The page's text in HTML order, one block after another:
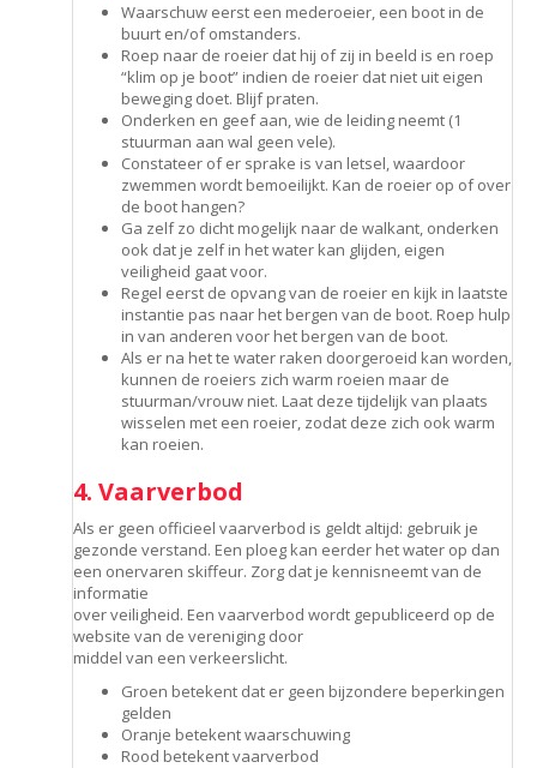
Waarschuw eerst een mederoeier, een boot in de
buurt en/of omstanders.
Roep naar de roeier dat hij of zij in beeld is en roep
“klim op je boot” indien de roeier dat niet uit eigen
beweging doet. Blijf praten.
Onderken en geef aan, wie de leiding neemt (1
stuurman aan wal geen vele).
Constateer of er sprake is van letsel, waardoor
zwemmen wordt bemoeilijkt. Kan de roeier op of over
de boot hangen?
Ga zelf zo dicht mogelijk naar de walkant, onderken
ook dat je zelf in het water kan glijden, eigen
veiligheid gaat voor.
Regel eerst de opvang van de roeier en kijk in laatste
instantie pas naar het bergen van de boot. Roep hulp
in van anderen voor het bergen van de boot.
Als er na het te water raken doorgeroeid kan worden,
kunnen de roeiers zich warm roeien maar de
stuurman/vrouw niet. Laat deze tijdelijk van plaats
wisselen met een roeier, zodat deze zich ook warm
kan roeien.
4. Vaarverbod
Als er geen officieel vaarverbod is geldt altijd: gebruik je
gezonde verstand. Een ploeg kan eerder het water op dan
een onervaren skiffeur. Zorg dat je kennisneemt van de
informatie
over veiligheid. Een vaarverbod wordt gepubliceerd op de
website van de vereniging door
middel van een verkeerslicht.
Groen betekent dat er geen bijzondere beperkingen
gelden
Oranje betekent waarschuwing
Rood betekent vaarverbod